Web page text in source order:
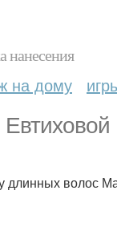
нанесения
на дому
длинных волос